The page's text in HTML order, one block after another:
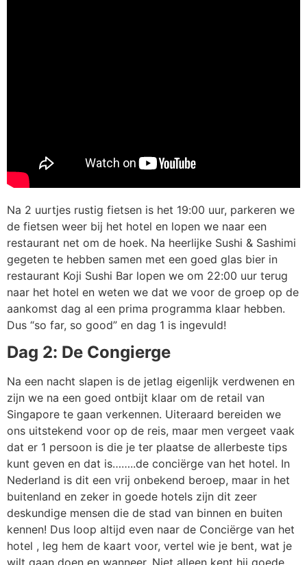
Na 2 uurtjes rustig fietsen is het 19:00 uur, parkeren we
de fietsen weer bij het hotel en lopen we naar een
restaurant net om de hoek. Na heerlijke Sushi & Sashimi
gegeten te hebben samen met een goed glas bier in
restaurant Koji Sushi Bar lopen we om 22:00 uur terug
naar het hotel en weten we dat we voor de groep op de
aankomst dag al een prima programma klaar hebben.
Dus “so far, so good” en dag 1 is ingevuld!
Dag 2: De Congierge
Na een nacht slapen is de jetlag eigenlijk verdwenen en
zijn we na een goed ontbijt klaar om de retail van
Singapore te gaan verkennen. Uiteraard bereiden we
ons uitstekend voor op de reis, maar men vergeet vaak
dat er 1 persoon is die je ter plaatse de allerbeste tips
kunt geven en dat is……..de conciërge van het hotel. In
Nederland is dit een vrij onbekend beroep, maar in het
buitenland en zeker in goede hotels zijn dit zeer
deskundige mensen die de stad van binnen en buiten
kennen! Dus loop altijd even naar de Conciërge van het
hotel , leg hem de kaart voor, vertel wie je bent, wat je